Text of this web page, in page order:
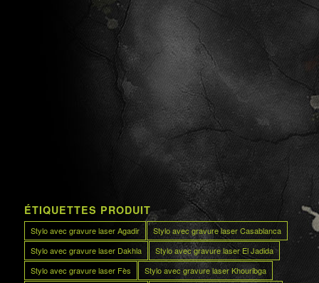
ÉTIQUETTES PRODUIT
Stylo avec gravure laser Agadir
Stylo avec gravure laser Casablanca
Stylo avec gravure laser Dakhla
Stylo avec gravure laser El Jadida
Stylo avec gravure laser Fès
Stylo avec gravure laser Khouribga